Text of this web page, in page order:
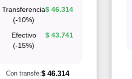
Transferencia
(-10%)
$ 46.314
Efectivo
(-15%)
$ 43.741
Con transfe:$ 46.314